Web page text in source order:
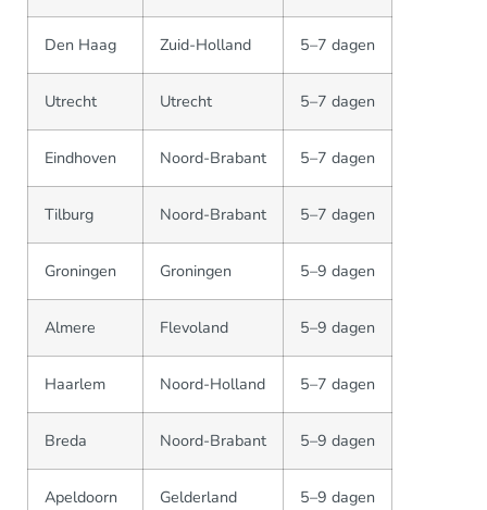
Den Haag Zuid-Holland 5–7 dagen
Utrecht Utrecht 5–7 dagen
Eindhoven Noord-Brabant 5–7 dagen
Tilburg Noord-Brabant 5–7 dagen
Groningen Groningen 5–9 dagen
Almere Flevoland 5–9 dagen
Haarlem Noord-Holland 5–7 dagen
Breda Noord-Brabant 5–9 dagen
Apeldoorn Gelderland 5–9 dagen